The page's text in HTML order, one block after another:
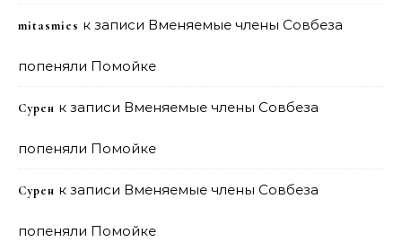
mitasmies к записи Вменяемые члены Совбеза
попеняли Помойке
Сурен к записи Вменяемые члены Совбеза
попеняли Помойке
Сурен к записи Вменяемые члены Совбеза
попеняли Помойке